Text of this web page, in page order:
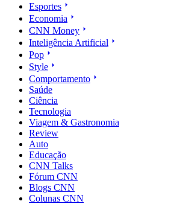
Esportes
Economia
CNN Money
Inteligência Artificial
Pop
Style
Comportamento
Saúde
Ciência
Tecnologia
Viagem & Gastronomia
Review
Auto
Educação
CNN Talks
Fórum CNN
Blogs CNN
Colunas CNN